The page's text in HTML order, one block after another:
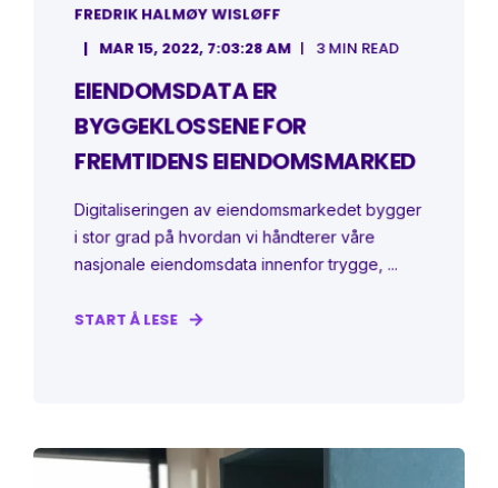
FREDRIK HALMØY WISLØFF
MAR 15, 2022, 7:03:28 AM
3 MIN READ
EIENDOMSDATA ER
BYGGEKLOSSENE FOR
FREMTIDENS EIENDOMSMARKED
Digitaliseringen av eiendomsmarkedet bygger
i stor grad på hvordan vi håndterer våre
nasjonale eiendomsdata innenfor trygge, ...
START Å LESE